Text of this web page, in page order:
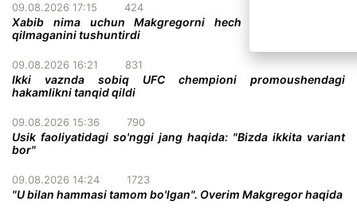
09.08.2026 17:15 424
Xabib nima uchun Makgregorni hech qachon haqorat
qilmaganini tushuntirdi
09.08.2026 16:21 831
Ikki vaznda sobiq UFC chempioni promoushendagi
hakamlikni tanqid qildi
09.08.2026 15:36 790
Usik faoliyatidagi so'nggi jang haqida: "Bizda ikkita variant
bor"
09.08.2026 14:24 1723
"U bilan hammasi tamom bo'lgan". Overim Makgregor haqida